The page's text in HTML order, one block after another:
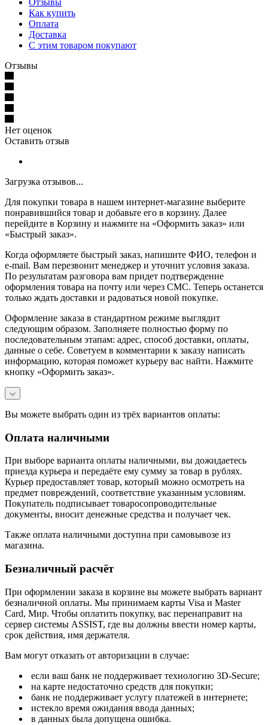
Как купить
Оплата
Доставка
С этим товаром покупают
Отзывы
Нет оценок
Оставить отзыв
Загрузка отзывов...
Для покупки товара в нашем интернет-магазине выберите
понравившийся товар и добавьте его в корзину. Далее
перейдите в Корзину и нажмите на «Оформить заказ» или
«Быстрый заказ».
Когда оформляете быстрый заказ, напишите ФИО, телефон и
e-mail. Вам перезвонит менеджер и уточнит условия заказа.
По результатам разговора вам придет подтверждение
оформления товара на почту или через СМС. Теперь останется
только ждать доставки и радоваться новой покупке.
Оформление заказа в стандартном режиме выглядит
следующим образом. Заполняете полностью форму по
последовательным этапам: адрес, способ доставки, оплаты,
данные о себе. Советуем в комментарии к заказу написать
информацию, которая поможет курьеру вас найти. Нажмите
кнопку «Оформить заказ».
Вы можете выбрать один из трёх вариантов оплаты:
Оплата наличными
При выборе варианта оплаты наличными, вы дожидаетесь
приезда курьера и передаёте ему сумму за товар в рублях.
Курьер предоставляет товар, который можно осмотреть на
предмет повреждений, соответствие указанным условиям.
Покупатель подписывает товаросопроводительные
документы, вносит денежные средства и получает чек.
Также оплата наличными доступна при самовывозе из
магазина.
Безналичный расчёт
При оформлении заказа в корзине вы можете выбрать вариант
безналичной оплаты. Мы принимаем карты Visa и Master
Card, Мир. Чтобы оплатить покупку, вас перенаправит на
сервер системы ASSIST, где вы должны ввести номер карты,
срок действия, имя держателя.
Вам могут отказать от авторизации в случае:
если ваш банк не поддерживает технологию 3D-Secure;
на карте недостаточно средств для покупки;
банк не поддерживает услугу платежей в интернете;
истекло время ожидания ввода данных;
в данных была допущена ошибка.